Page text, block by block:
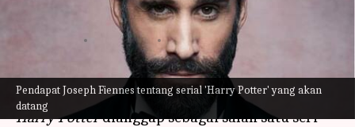
Pendapat Joseph Fiennes tentang serial 'Harry Potter' yang akan
datang
May 16, 2023 11:58 am
Apa ceritanya
Harry Potterdianggap sebagai salah satu seri